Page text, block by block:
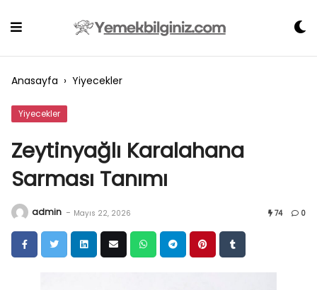
Anasayfa › Yiyecekler
Yiyecekler
Zeytinyağlı Karalahana
Sarması Tanımı
admin - Mayıs 22, 2026 74 0